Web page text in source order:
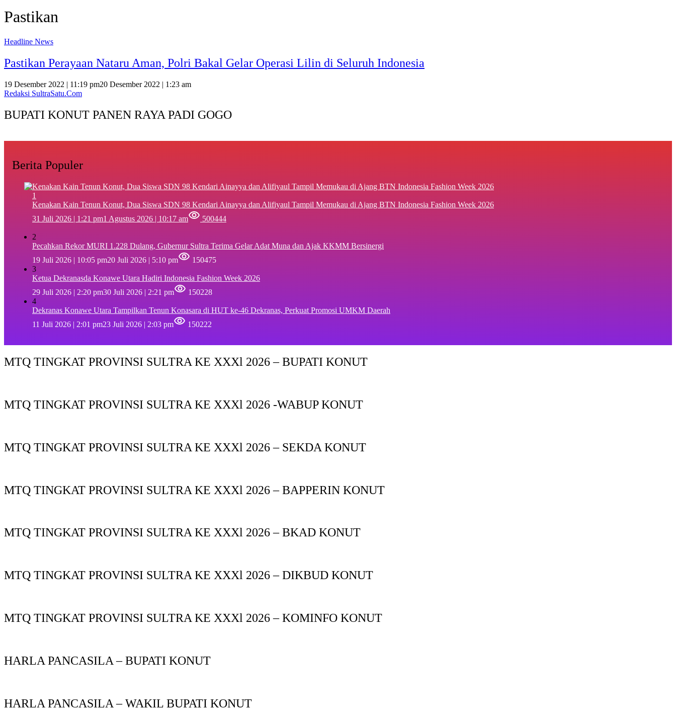
Pastikan
Headline News
Pastikan Perayaan Nataru Aman, Polri Bakal Gelar Operasi Lilin di Seluruh Indonesia
19 Desember 2022 | 11:19 pm20 Desember 2022 | 1:23 am
Redaksi SultraSatu.Com
BUPATI KONUT PANEN RAYA PADI GOGO
Berita Populer
1
‎Kenakan Kain Tenun Konut, Dua Siswa SDN 98 Kendari Ainayya dan Alifiyaul Tampil Memukau di Ajang BTN Indonesia Fashion Week 2026
31 Juli 2026 | 1:21 pm1 Agustus 2026 | 10:17 am 500444
2
Pecahkan Rekor MURI 1.228 Dulang, Gubernur Sultra Terima Gelar Adat Muna dan Ajak KKMM Bersinergi
19 Juli 2026 | 10:05 pm20 Juli 2026 | 5:10 pm
150475
3
Ketua Dekranasda Konawe Utara Hadiri Indonesia Fashion Week 2026
29 Juli 2026 | 2:20 pm30 Juli 2026 | 2:21 pm
150228
4
Dekranas Konawe Utara Tampilkan Tenun Konasara di HUT ke-46 Dekranas, Perkuat Promosi UMKM Daerah
11 Juli 2026 | 2:01 pm23 Juli 2026 | 2:03 pm 150222
MTQ TINGKAT PROVINSI SULTRA KE XXXl 2026 – BUPATI KONUT
MTQ TINGKAT PROVINSI SULTRA KE XXXl 2026 -WABUP KONUT
MTQ TINGKAT PROVINSI SULTRA KE XXXl 2026 – SEKDA KONUT
MTQ TINGKAT PROVINSI SULTRA KE XXXl 2026 – BAPPERIN KONUT
MTQ TINGKAT PROVINSI SULTRA KE XXXl 2026 – BKAD KONUT
MTQ TINGKAT PROVINSI SULTRA KE XXXl 2026 – DIKBUD KONUT
MTQ TINGKAT PROVINSI SULTRA KE XXXl 2026 – KOMINFO KONUT
HARLA PANCASILA – BUPATI KONUT
HARLA PANCASILA – WAKIL BUPATI KONUT